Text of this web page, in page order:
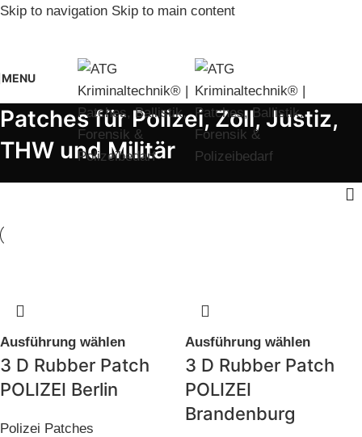
Skip to navigation Skip to main content
MENU
Patches für Polizei, Zoll, Justiz,
THW und Militär
Ausführung wählen
3 D Rubber Patch
POLIZEI Berlin
Polizei Patches
Ausführung wählen
3 D Rubber Patch
POLIZEI
Brandenburg